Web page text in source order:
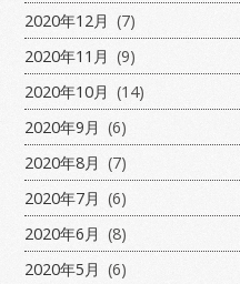
2020年12月 (7)
2020年11月 (9)
2020年10月 (14)
2020年9月 (6)
2020年8月 (7)
2020年7月 (6)
2020年6月 (8)
2020年5月 (6)